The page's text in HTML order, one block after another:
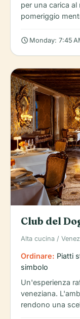
per una carica
pomeriggio
schedule Monday: 7:45
Club del
Alta cucina /
Ordinare: Piatti
simbolo
Un'esperienza
veneziana.
rendono una